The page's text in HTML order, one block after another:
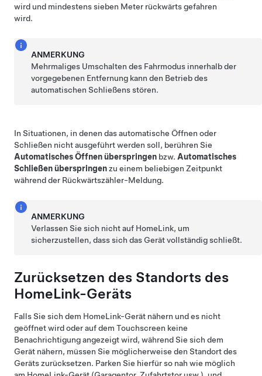
wird und mindestenssieben Meter rückwärts gefahren
wird.
ANMERKUNG
Mehrmaliges Umschalten des Fahrmodus innerhalb der
vorgegebenen Entfernung kann den Betrieb des
automatischen Schließens stören.
In Situationen, in denen das automatische Öffnen oder
Schließen nicht ausgeführt werden soll, berühren Sie
Automatisches Öffnen überspringen bzw. Automatisches
Schließen überspringenzu einem beliebigen Zeitpunkt
während der Rückwärtszähler-Meldung.
ANMERKUNG
Verlassen Sie sich nicht auf HomeLink, um
sicherzustellen, dass sich das Gerät vollständig schließt.
Zurücksetzen des Standorts des
HomeLink-Geräts
Falls Sie sich dem HomeLink-Gerät nähern und es nicht
geöffnet wird oder auf dem Touchscreen keine
Benachrichtigung angezeigt wird, während Sie sich dem
Gerät nähern, müssen Sie möglicherweise den Standort des
Geräts zurücksetzen. Parken Sie hierfür so nah wie möglich